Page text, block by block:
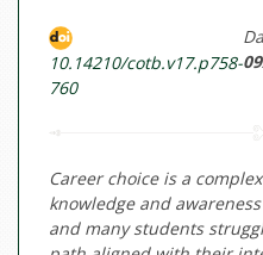
10.14210/cotb.v17.p758-
760
Career choice is a
knowledge and
and many students